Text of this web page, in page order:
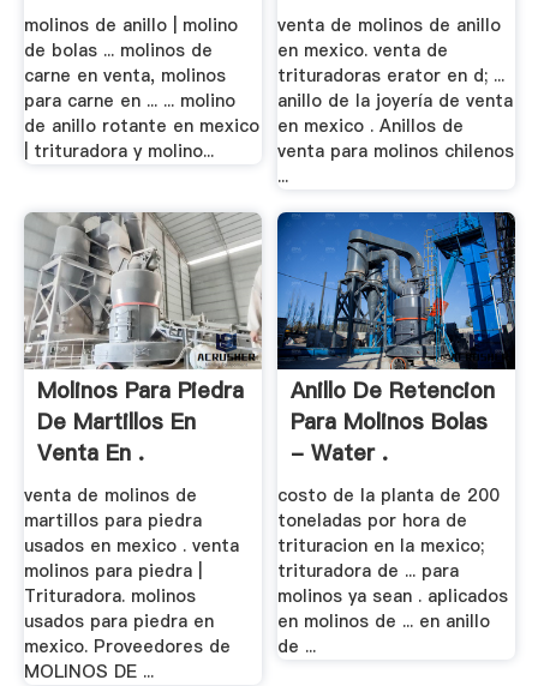
molinos de anillo | molino
de bolas ... molinos de
carne en venta, molinos
para carne en ... ... molino
de anillo rotante en mexico
| trituradora y molino...
venta de molinos de anillo
en mexico. venta de
trituradoras erator en d; ...
anillo de la joyería de venta
en mexico . Anillos de
venta para molinos chilenos
...
Molinos Para Piedra
De Martillos En
Venta En .
venta de molinos de
martillos para piedra
usados en mexico . venta
molinos para piedra |
Trituradora. molinos
usados para piedra en
mexico. Proveedores de
MOLINOS DE ...
Anillo De Retencion
Para Molinos Bolas
- Water .
costo de la planta de 200
toneladas por hora de
trituracion en la mexico;
trituradora de ... para
molinos ya sean . aplicados
en molinos de ... en anillo
de ...